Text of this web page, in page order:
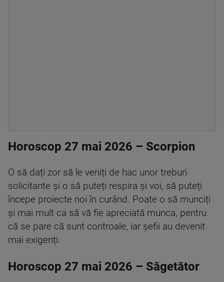
Horoscop 27 mai 2026 – Scorpion
O să dați zor să le veniți de hac unor treburi
solicitante și o să puteți respira și voi, să puteți
începe proiecte noi în curând. Poate o să munciți
și mai mult ca să vă fie apreciată munca, pentru
că se pare că sunt controale, iar șefii au devenit
mai exigenți.
Horoscop 27 mai 2026 – Săgetător